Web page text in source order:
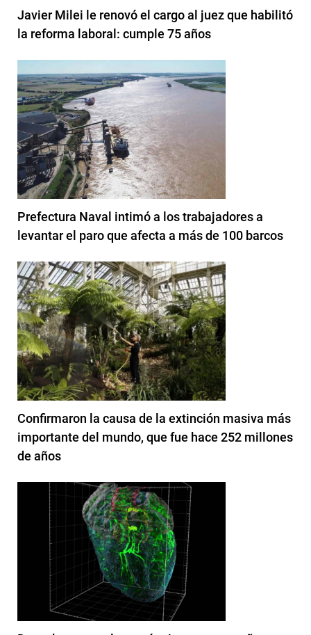
Javier Milei le renovó el cargo al juez que habilitó
la reforma laboral: cumple 75 años
Prefectura Naval intimó a los trabajadores a
levantar el paro que afecta a más de 100 barcos
Confirmaron la causa de la extinción masiva más
importante del mundo, que fue hace 252 millones
de años